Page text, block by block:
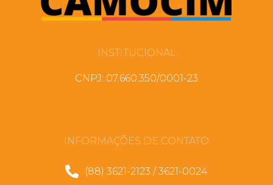
INSTITUCIONAL
CNPJ: 07.660.350/0001-23
INFORMAÇÕES DE CONTATO
(88) 3621-2123 / 3621-0024